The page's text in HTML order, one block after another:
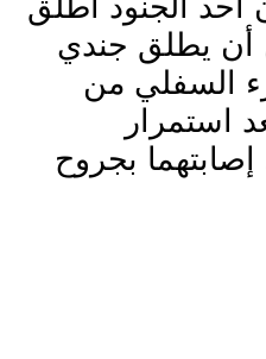
الجنود أطلق
أن يطلق جندي
السفلي من
استمرار
إصابتهما بجروح